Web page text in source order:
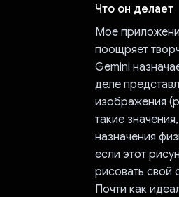
Что он делает
Мое
поощряет
Gemini
деле
изображения
такие
назначения
если этот
рисовать свой
Почти как